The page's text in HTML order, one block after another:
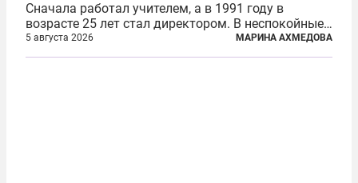
Сначала работал учителем, а в 1991 году в
возрасте 25 лет стал директором. В неспокойные
90-е он сумел спасти школу от закрытия и со
временем сделал ее лучшей в районе. В 2023 году
5 августа 2026 МАРИНА АХМЕДОВА